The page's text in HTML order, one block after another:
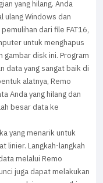
yang hilang. Anda
ulang Windows dan
dari file FAT16,
untuk menghapus
disk ini. Program
data yang sangat baik di
alatnya, Remo
Anda yang hilang dan
besar data ke
yang menarik untuk
linier. Langkah-langkah
melalui Remo
juga dapat melakukan